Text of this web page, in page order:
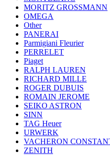
MORITZ GROSSMANN
OMEGA
Other
PANERAI
Parmigiani Fleurier
PERRELET
Piaget
RALPH LAUREN
RICHARD MILLE
ROGER DUBUIS
ROMAIN JEROME
SEIKO ASTRON
SINN
TAG Heuer
URWERK
VACHERON
ZENITH